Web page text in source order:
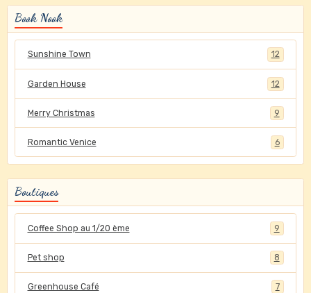
Book Nook
Sunshine Town 12
Garden House 12
Merry Christmas 9
Romantic Venice 6
Boutiques
Coffee Shop au 1/20 ème 9
Pet shop 8
Greenhouse Café 7